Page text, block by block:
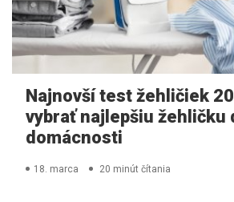
Najnovší test žehličiek
vybrať najlepšiu žehličku
domácnosti
18. marca 20 minút čítania